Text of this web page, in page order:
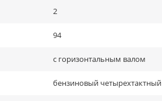
2
94
с горизонтальным валом
бензиновый четырехтактный